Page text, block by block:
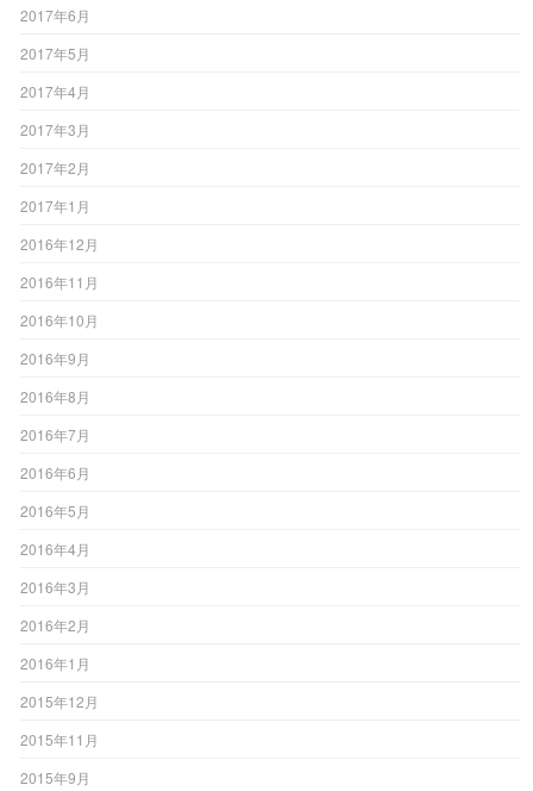
2017年6月
2017年5月
2017年4月
2017年3月
2017年2月
2017年1月
2016年12月
2016年11月
2016年10月
2016年9月
2016年8月
2016年7月
2016年6月
2016年5月
2016年4月
2016年3月
2016年2月
2016年1月
2015年12月
2015年11月
2015年9月